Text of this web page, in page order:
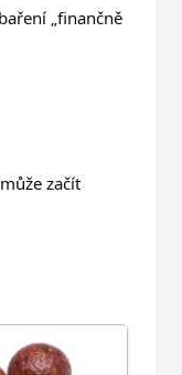
„finančně
začít